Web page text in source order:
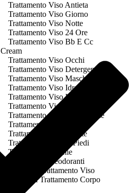
Trattamento Viso Antieta
Trattamento Viso Giorno
Trattamento Viso Notte
Trattamento Viso 24 Ore
Trattamento Viso Bb E Cc
Cream
Trattamento Viso Occhi
Trattamento Viso Detergenza
Trattamento Viso Maschere
Trattamento Viso Idratante
Trattamento Viso Labbra
Trattamento Viso Sieri
Trattamento Collo e Decolleté
Trattamento Corpo
Trattamento Anticellulite
Trattamento Mani e Piedi
Trattamento Unghie
Trattamento Deodoranti
Cofanetti Trattamento Viso
Cofanetti Trattamento Corpo